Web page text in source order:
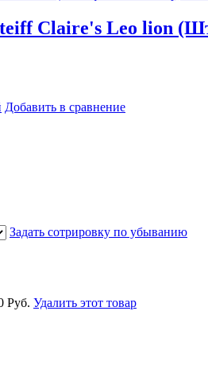
Claire's Leo lion
Добавить в сравнение
Задать сотрировку по убыванию
Руб. Удалить этот товар